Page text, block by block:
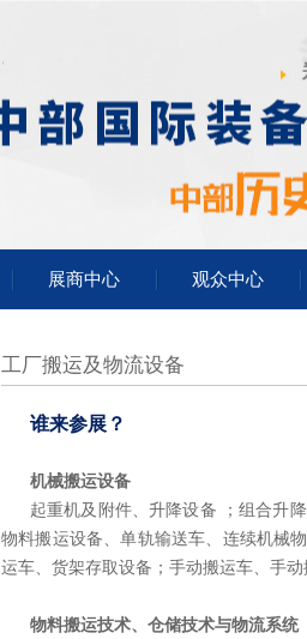
展商中心 观众中心
工厂搬运及物流设备
谁来参展？
机械搬运设备
起重机及附件、升降设备 ；组合升
物料搬运设备、单轨输送车、连续机械
运车、货架存取设备；手动搬运车、手
物料搬运技术、仓储技术与物流系统